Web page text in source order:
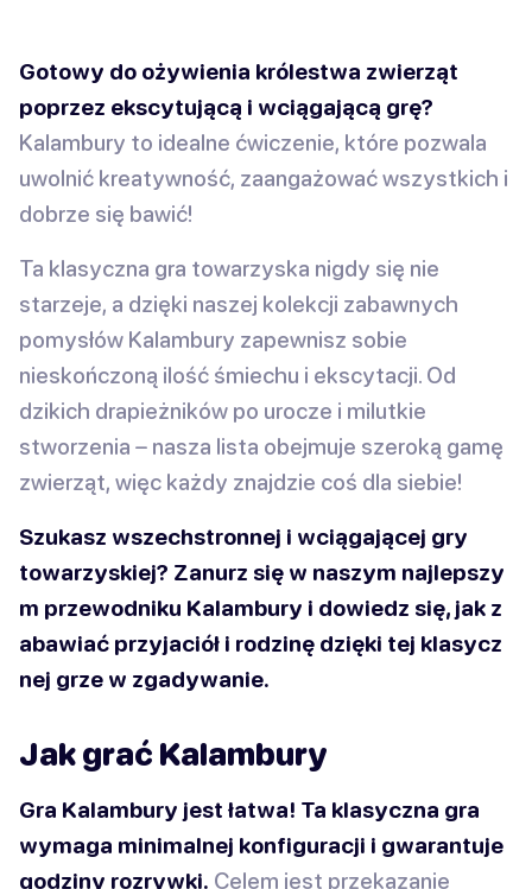
Gotowy do ożywienia królestwa zwierząt
poprzez ekscytującą i wciągającą grę?
Kalambury to idealne ćwiczenie, które pozwala
uwolnić kreatywność, zaangażować wszystkich i
dobrze się bawić!
Ta klasyczna gra towarzyska nigdy się nie
starzeje, a dzięki naszej kolekcji zabawnych
pomysłów Kalambury zapewnisz sobie
nieskończoną ilość śmiechu i ekscytacji. Od
dzikich drapieżników po urocze i milutkie
stworzenia – nasza lista obejmuje szeroką gamę
zwierząt, więc każdy znajdzie coś dla siebie!
Szukasz wszechstronnej i wciągającej gry
towarzyskiej? Zanurz się w naszym najlepszy
m przewodniku Kalambury i dowiedz się, jak z
abawiać przyjaciół i rodzinę dzięki tej klasycz
nej grze w zgadywanie.
Jak grać Kalambury
Gra Kalambury jest łatwa! Ta klasyczna gra
wymaga minimalnej konfiguracji i gwarantuje
godziny rozrywki. Celem jest przekazanie